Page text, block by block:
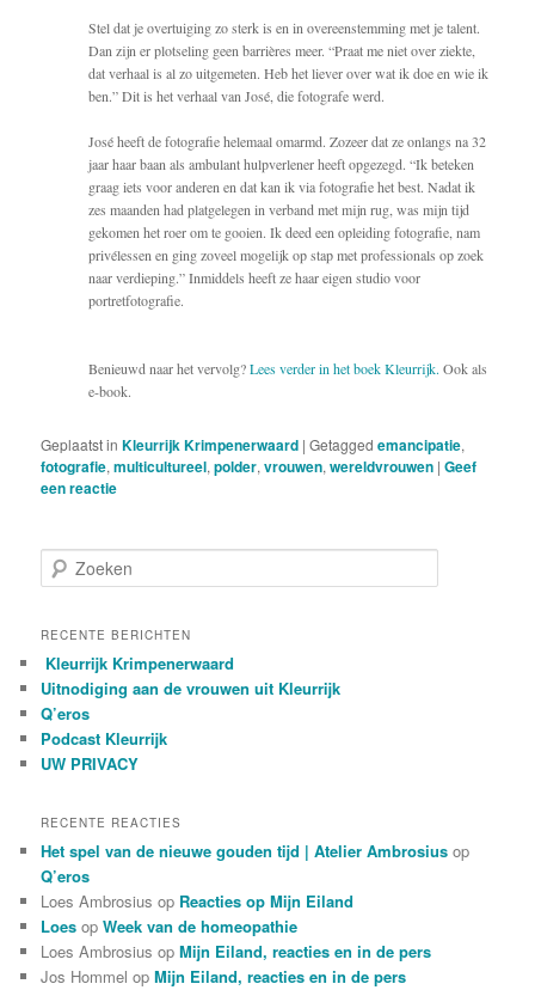
Stel dat je overtuiging zo sterk is en in overeenstemming met je talent.
Dan zijn er plotseling geen barrières meer. “Praat me niet over ziekte,
dat verhaal is al zo uitgemeten. Heb het liever over wat ik doe en wie ik
ben.” Dit is het verhaal van José, die fotografe werd.
José heeft de fotografie helemaal omarmd. Zozeer dat ze onlangs na 32
jaar haar baan als ambulant hulpverlener heeft opgezegd. “Ik beteken
graag iets voor anderen en dat kan ik via fotografie het best. Nadat ik
zes maanden had platgelegen in verband met mijn rug, was mijn tijd
gekomen het roer om te gooien. Ik deed een opleiding fotografie, nam
privélessen en ging zoveel mogelijk op stap met professionals op zoek
naar verdieping.” Inmiddels heeft ze haar eigen studio voor
portretfotografie.
Benieuwd naar het vervolg?Lees verder in het boek Kleurrijk. Ook als
e-book.
Geplaatst in Kleurrijk Krimpenerwaard |Getagged emancipatie,
fotografie,multicultureel,polder,vrouwen,wereldvrouwen |Geef
een reactie
o
k
n
RECENTE BERICHTEN
Kleurrijk Krimpenerwaard
Uitnodiging aan de vrouwen uit Kleurrijk
Q’eros
Podcast Kleurrijk
UW PRIVACY
RECENTE REACTIES
Het spel van de nieuwe gouden tijd | Atelier Ambrosius op
Q’eros
Loes Ambrosius op Reacties op Mijn Eiland
Loes opWeek van de homeopathie
Loes Ambrosius opMijn Eiland, reacties en in de pers
Jos Hommel opMijn Eiland, reacties en in de pers